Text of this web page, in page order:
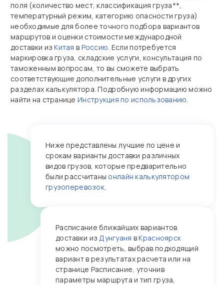
поля (количество мест, классификация груза**,
температурный режим, категорию опасности груза)
необходимые для более точного подбора вариантов
маршрутов и оценки стоимости международной
доставки изКитая в Россию. Если потребуется
маркировка груза, складские услуги, консультация по
таможенным вопросам, то вы сможете выбрать
соответствующие дополнительные услуги в других
разделах калькулятора. Подробную информацию можно
найти на страницеИнструкция по использованию.
Ниже представлены лучшие по цене и
срокам варианты доставки различных
видов грузов, которые предварительно
были рассчитаны онлайн калькулятором
грузоперевозок.
Расписание ближайших вариантов
доставки изДунгуаня вКрасноярск
можно посмотреть, выбрав подходящий
вариант в результатах расчета или на
странице Расписание, уточнив
параметры маршрута и тип груза,